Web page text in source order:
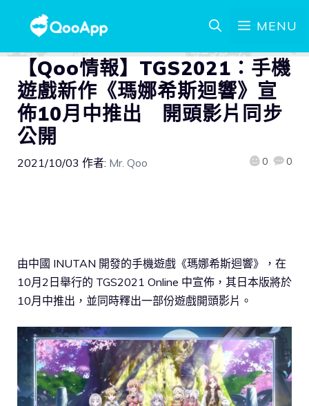
MENU
【Qoo情報】TGS2021：手機
遊戲新作《瑪娜希斯迴響》宣
佈10月中推出 開頭影片同步
公開
2021/10/03 作者: Mr. Qoo 0 0
由中國 INUTAN 開發的手機遊戲《瑪娜希斯迴響》，在
10月2日舉行的 TGS2021 Online 中宣佈，其日本版將於
10月中推出，並同時釋出一部份遊戲開頭影片。